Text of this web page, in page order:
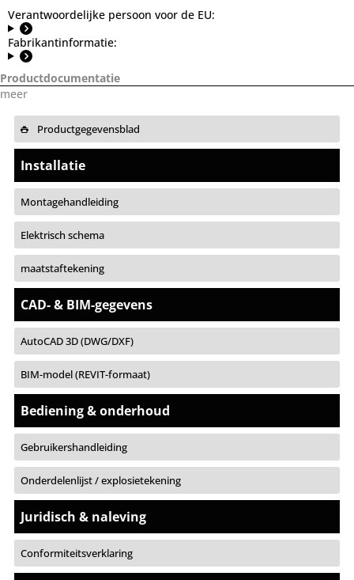
Verantwoordelijke persoon voor de EU:
Fabrikantinformatie:
Productdocumentatie
meer
Productgegevensblad
Installatie
Montagehandleiding
Elektrisch schema
maatstaftekening
CAD- & BIM-gegevens
AutoCAD 3D (DWG/DXF)
BIM-model (REVIT-formaat)
Bediening & onderhoud
Gebruikershandleiding
Onderdelenlijst / explosietekening
Juridisch & naleving
Conformiteitsverklaring